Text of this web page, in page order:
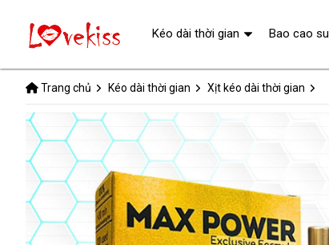
Trang chủ Kéo dài thời gian Xịt kéo dài thời gian
Kéo dài thời gian Bao cao su